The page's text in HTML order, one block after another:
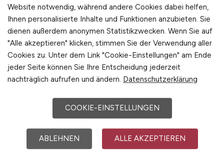
Website notwendig, während andere Cookies dabei helfen,
Ihnen personalisierte Inhalte und Funktionen anzubieten. Sie
dienen außerdem anonymen Statistikzwecken. Wenn Sie auf
"Alle akzeptieren" klicken, stimmen Sie der Verwendung aller
Cookies zu. Unter dem Link "Cookie-Einstellungen" am Ende
jeder Seite können Sie Ihre Entscheidung jederzeit
nachträglich aufrufen und ändern. Datenschutzerklärung
COOKIE-EINSTELLUNGEN
ABLEHNEN ALLE AKZEPTIEREN